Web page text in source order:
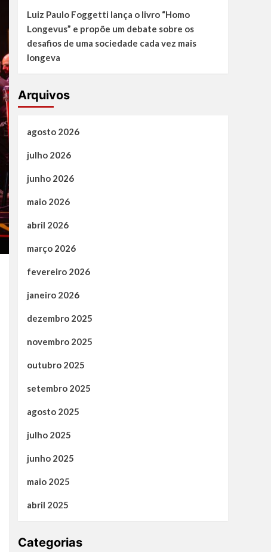
Luiz Paulo Foggetti lança o livro “Homo
Longevus” e propõe um debate sobre os
desafios de uma sociedade cada vez mais
longeva
Arquivos
agosto 2026
julho 2026
junho 2026
maio 2026
abril 2026
março 2026
fevereiro 2026
janeiro 2026
dezembro 2025
novembro 2025
outubro 2025
setembro 2025
agosto 2025
julho 2025
junho 2025
maio 2025
abril 2025
Categorias